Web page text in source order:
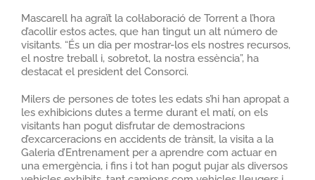
Mascarell ha agraït la col·laboració de Torrent a l’hora
d’acollir estos actes, que han tingut un alt número de
visitants. “És un dia per mostrar-los els nostres recursos,
el nostre treball i, sobretot, la nostra essència”, ha
destacat el president del Consorci.
Milers de persones de totes les edats s’hi han apropat a
les exhibicions dutes a terme durant el matí, on els
visitants han pogut disfrutar de demostracions
d’excarceracions en accidents de trànsit, la visita a la
Galeria d’Entrenament per a aprendre com actuar en
una emergència, i fins i tot han pogut pujar als diversos